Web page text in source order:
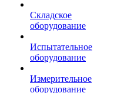
Складское
оборудование
Испытательное
оборудование
Измерительное
оборудование